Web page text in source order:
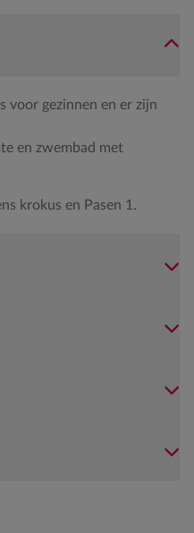
voor gezinnen en er zijn
en zwembad met
krokus en Pasen 1.